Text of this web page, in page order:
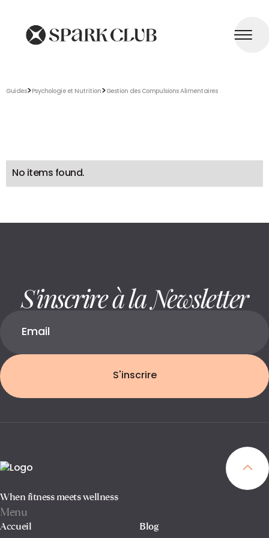
Guides>Psychologie et Nutrition>Gestion des Compulsions Alimentaires
No items found.
S'inscrire à la Newsletter
S'inscrire
When fitness meets wellness
Menu
Accueil Blog